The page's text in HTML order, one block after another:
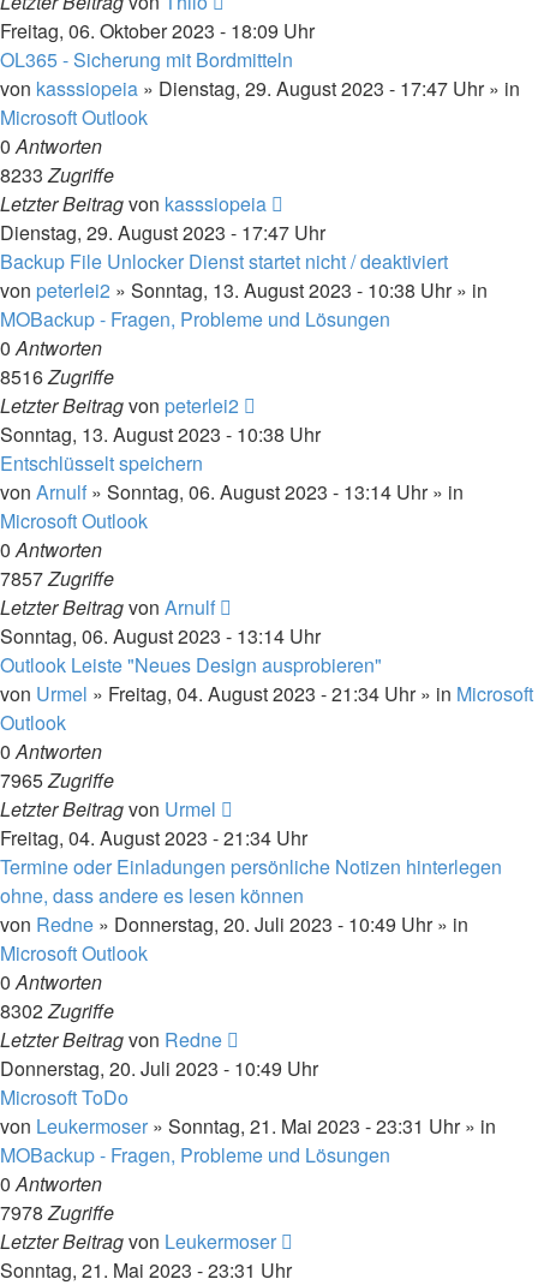
Freitag, 06. Oktober 2023 - 18:09 Uhr
OL365 - Sicherung mit Bordmitteln
von kasssiopeia » Dienstag, 29. August 2023 - 17:47 Uhr» in
Microsoft Outlook
0Antworten
8233Zugriffe
Letzter Beitragvon kasssiopeia
Dienstag, 29. August 2023 - 17:47 Uhr
Backup File Unlocker Dienst startet nicht / deaktiviert
von peterlei2 » Sonntag, 13. August 2023 - 10:38 Uhr» in
MOBackup - Fragen, Probleme und Lösungen
0Antworten
8516Zugriffe
Letzter Beitragvon peterlei2
Sonntag, 13. August 2023 - 10:38 Uhr
Entschlüsselt speichern
von Arnulf » Sonntag, 06. August 2023 - 13:14 Uhr» in
Microsoft Outlook
0Antworten
7857Zugriffe
Letzter Beitragvon Arnulf
Sonntag, 06. August 2023 - 13:14 Uhr
Outlook Leiste "Neues Design ausprobieren"
von Urmel » Freitag, 04. August 2023 - 21:34 Uhr» in Microsoft
Outlook
0Antworten
7965Zugriffe
Letzter Beitragvon Urmel
Freitag, 04. August 2023 - 21:34 Uhr
Termine oder Einladungen persönliche Notizen hinterlegen
ohne, dass andere es lesen können
von Redne » Donnerstag, 20. Juli 2023 - 10:49 Uhr» in
Microsoft Outlook
0Antworten
8302Zugriffe
Letzter Beitragvon Redne
Donnerstag, 20. Juli 2023 - 10:49 Uhr
Microsoft ToDo
von Leukermoser » Sonntag, 21. Mai 2023 - 23:31 Uhr» in
MOBackup - Fragen, Probleme und Lösungen
0Antworten
7978Zugriffe
Letzter Beitragvon Leukermoser
Sonntag, 21. Mai 2023 - 23:31 Uhr